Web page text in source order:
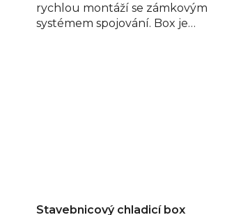
rychlou montáží se zámkovým
systémem spojování. Box je
Stavebnicový chladicí box